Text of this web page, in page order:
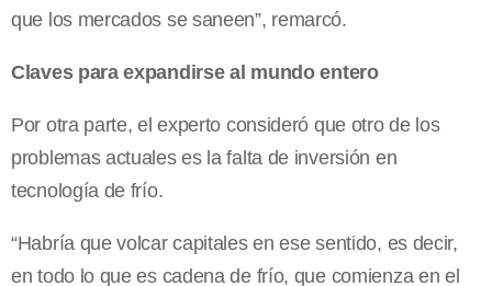
que los mercados se saneen”, remarcó.
Claves para expandirse al mundo entero
Por otra parte, el experto consideró que otro de los
problemas actuales es la falta de inversión en
tecnología de frío.
“Habría que volcar capitales en ese sentido, es decir,
en todo lo que es cadena de frío, que comienza en el